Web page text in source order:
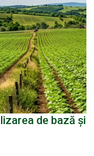
de bază și